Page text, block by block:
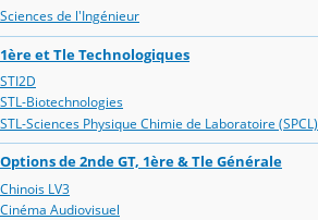
Sciences de l'Ingénieur
1ère et Tle Technologiques
STI2D
STL-Biotechnologies
STL-Sciences Physique Chimie de Laboratoire (SPCL)
Options de 2nde GT, 1ère & Tle Générale
Chinois LV3
Cinéma Audiovisuel